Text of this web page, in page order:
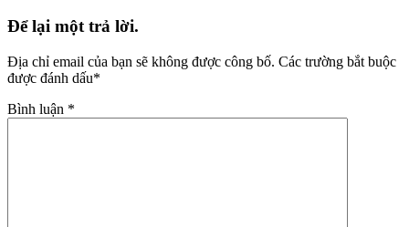
Để lại một trả lời.
Địa chỉ email của bạn sẽ không được công bố. Các trường bắt buộc
được đánh dấu*
Bình luận *